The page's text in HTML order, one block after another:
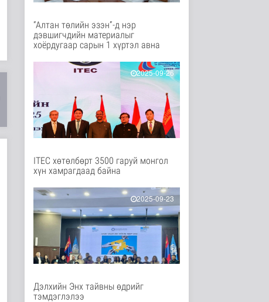
өргөтгөсөн хуралдаан
Байгаль орчин
8 цаг 2 минутын өмнө
метр урт гүүр барьж
байна
8 цаг 17 минутын өмнө
Төслийн эхний 87 км-
ээс цааш үргэлжлэх
хэсгүүдэд..
8 цаг 28 минутын өмнө
аас сар бүр 12-15
мянган тонн..
Улс төр
9 цаг 34 минутын өмнө
Газар чөлөөлөлт, нөхөн
олговрын асуудлыг
хуулийн..
9 цаг 36 минутын өмнө
“Алтан төлийн эзэн”-д нэр
дэвшигчдийн материалыг
хоёрдугаар сарын 1 хүртэл авна
2025-09-26
ITEC хөтөлбөрт 3500 гаруй монгол
хүн хамрагдаад байна
2025-09-23
Дэлхийн Энх тайвны өдрийг
тэмдэглэлээ